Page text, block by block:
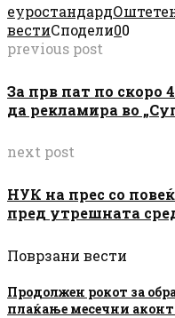
еуростандард
вестиСподели00
previous post
За прв пат по скоро
да рекламира во
next post
НУК на прес со
пред утрешната
Поврзани вести
Продолжен рокот за
плаќање месечни